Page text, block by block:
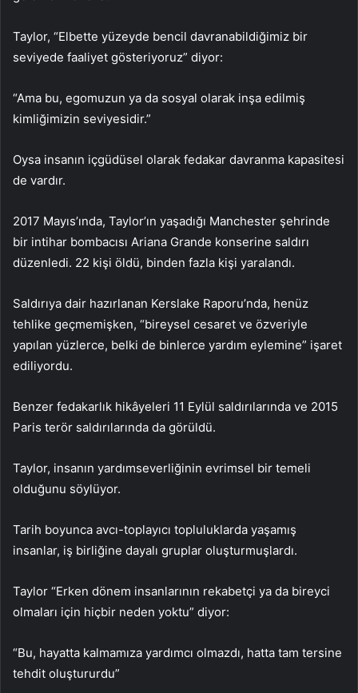
Taylor, “Elbette yüzeyde bencil davranabildiğimiz bir
seviyede faaliyet gösteriyoruz” diyor:
“Ama bu, egomuzun ya da sosyal olarak inşa edilmiş
kimliğimizin seviyesidir.”
Oysa insanın içgüdüsel olarak fedakar davranma kapasitesi
de vardır.
2017 Mayıs’ında, Taylor’ın yaşadığı Manchester şehrinde
bir intihar bombacısı Ariana Grande konserine saldırı
düzenledi. 22 kişi öldü, binden fazla kişi yaralandı.
Saldırıya dair hazırlanan Kerslake Raporu’nda, henüz
tehlike geçmemişken, “bireysel cesaret ve özveriyle
yapılan yüzlerce, belki de binlerce yardım eylemine” işaret
ediliyordu.
Benzer fedakarlık hikâyeleri 11 Eylül saldırılarında ve 2015
Paris terör saldırılarında da görüldü.
Taylor, insanın yardımseverliğinin evrimsel bir temeli
olduğunu söylüyor.
Tarih boyunca avcı-toplayıcı topluluklarda yaşamış
insanlar, iş birliğine dayalı gruplar oluşturmuşlardı.
Taylor “Erken dönem insanlarının rekabetçi ya da bireyci
olmaları için hiçbir neden yoktu” diyor:
“Bu, hayatta kalmamıza yardımcı olmazdı, hatta tam tersine
tehdit oluştururdu”